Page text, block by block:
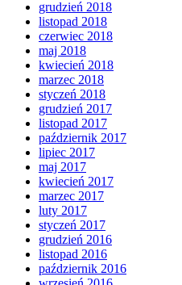
grudzień 2018
listopad 2018
czerwiec 2018
maj 2018
kwiecień 2018
marzec 2018
styczeń 2018
grudzień 2017
listopad 2017
październik 2017
lipiec 2017
maj 2017
kwiecień 2017
marzec 2017
luty 2017
styczeń 2017
grudzień 2016
listopad 2016
październik 2016